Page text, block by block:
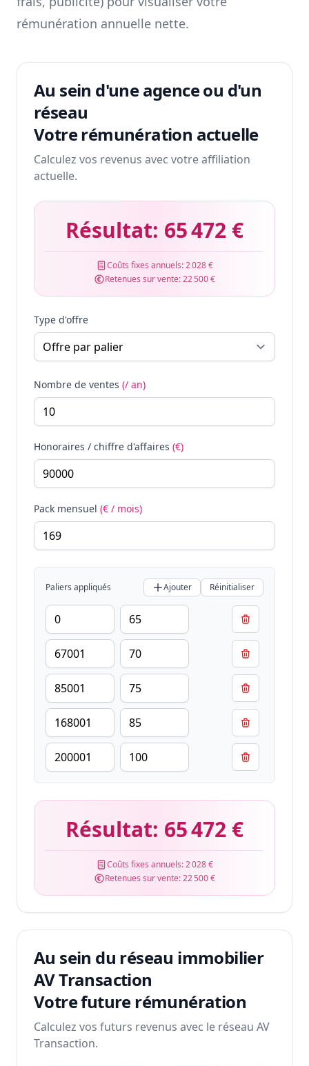
rémunération annuelle nette.
Au sein d'une agence ou d'un
réseau
Votre rémunération actuelle
Calculez vos revenus avec votre affiliation
actuelle.
Résultat: 65 472 €
Coûts fixes annuels:2 028 €
Retenues sur vente:22 500 €
Type d'offre
Nombre de ventes (/ an)
Honoraires / chiffre d'affaires (€)
Pack mensuel (€ / mois)
Paliers appliqués Ajouter Réinitialiser
Résultat: 65 472 €
Coûts fixes annuels:2 028 €
Retenues sur vente:22 500 €
Au sein du réseau immobilier
AV Transaction
Votre future rémunération
Calculez vos futurs revenus avec le réseau AV
Transaction.